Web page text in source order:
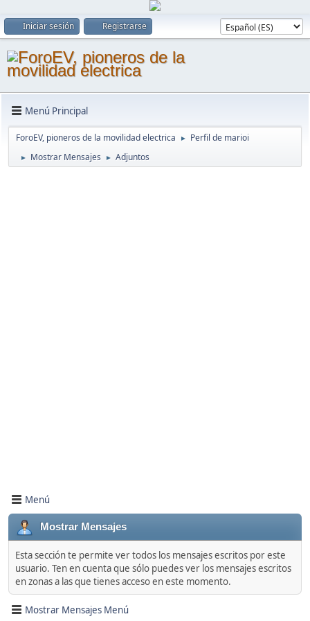
Iniciar sesión Registrarse
Menú Principal
ForoEV, pioneros de la movilidad electrica ► Perfil de marioi
► Mostrar Mensajes ► Adjuntos
Menú
Mostrar Mensajes
Esta sección te permite ver todos los mensajes escritos por este
usuario. Ten en cuenta que sólo puedes ver los mensajes escritos
en zonas a las que tienes acceso en este momento.
Mostrar Mensajes Menú